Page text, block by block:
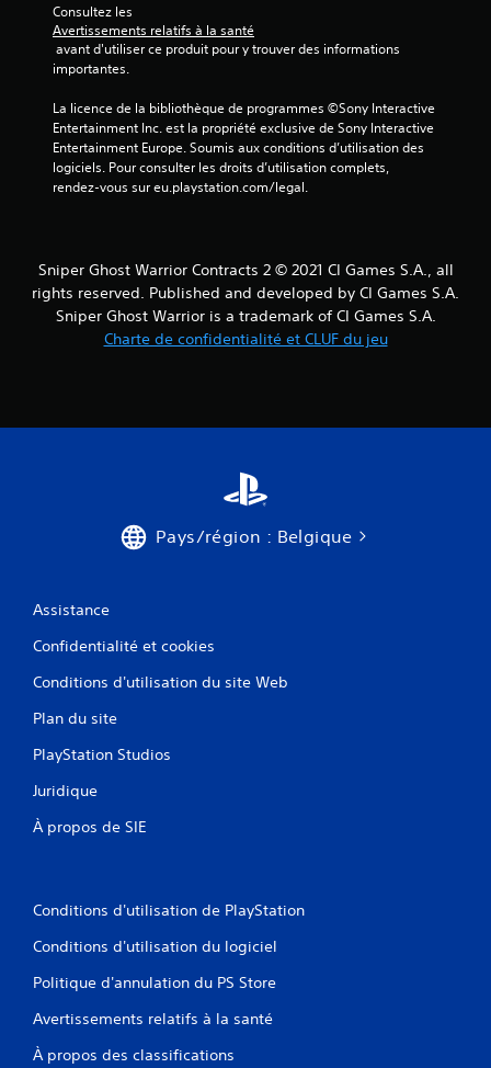
)
Consultez les
Avertissements relatifs à la santé
importantes.
La licence de la bibliothèque de programmes ©Sony Interactive
Entertainment Inc. est la propriété exclusive de Sony Interactive
Entertainment Europe. Soumis aux conditions d’utilisation des
logiciels. Pour consulter les droits d’utilisation complets,
rendez-vous sur eu.playstation.com/legal.
Sniper Ghost Warrior Contracts 2 © 2021 CI Games S.A., all
rights reserved. Published and developed by CI Games S.A.
Sniper Ghost Warrior is a trademark of CI Games S.A.
Charte de confidentialité et CLUF du jeu
Pays/région : Belgique
Assistance
Confidentialité et cookies
Conditions d'utilisation du site Web
Plan du site
PlayStation Studios
Juridique
À propos de SIE
Conditions d'utilisation de PlayStation
Conditions d'utilisation du logiciel
Politique d'annulation du PS Store
Avertissements relatifs à la santé
À propos des classifications